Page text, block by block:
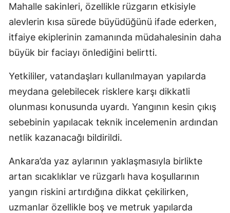
Mahalle sakinleri, özellikle rüzgarın etkisiyle
alevlerin kısa sürede büyüdüğünü ifade ederken,
itfaiye ekiplerinin zamanında müdahalesinin daha
büyük bir faciayı önlediğini belirtti.
Yetkililer, vatandaşları kullanılmayan yapılarda
meydana gelebilecek risklere karşı dikkatli
olunması konusunda uyardı. Yangının kesin çıkış
sebebinin yapılacak teknik incelemenin ardından
netlik kazanacağı bildirildi.
Ankara’da yaz aylarının yaklaşmasıyla birlikte
artan sıcaklıklar ve rüzgarlı hava koşullarının
yangın riskini artırdığına dikkat çekilirken,
uzmanlar özellikle boş ve metruk yapılarda